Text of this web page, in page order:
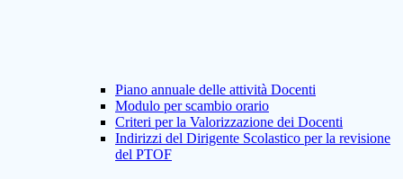
Piano annuale delle attività Docenti
Modulo per scambio orario
Criteri per la Valorizzazione dei Docenti
Indirizzi del Dirigente Scolastico per la revisione
del PTOF